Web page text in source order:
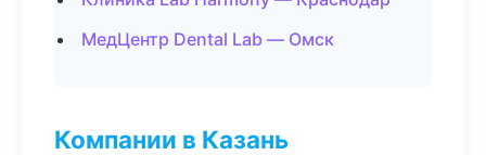
МедЦентр Dental Lab — Омск
Компании в Казань